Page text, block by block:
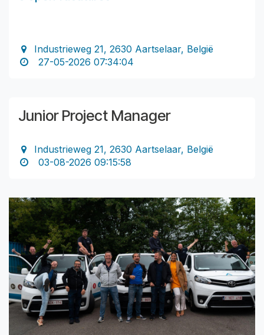
Industrieweg 21, 2630 Aartselaar, België
27-05-2026 07:34:04
Junior Project Manager
Industrieweg 21, 2630 Aartselaar, België
03-08-2026 09:15:58